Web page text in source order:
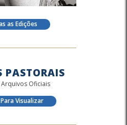
as Edições
PASTORAIS
Arquivos Oficiais
Visualizar